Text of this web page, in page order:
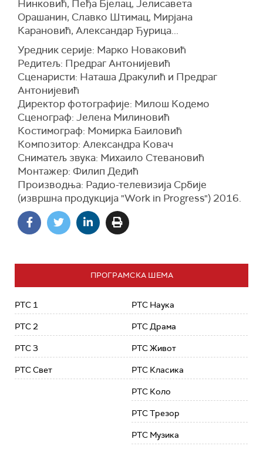
Нинковић, Пеђа Бјелац, Јелисавета
Орашанин, Славко Штимац, Мирјана
Карановић, Александар Ђурица...
Уредник серије: Марко Новаковић
Редитељ: Предраг Антонијевић
Сценаристи: Наташа Дракулић и Предраг
Антонијевић
Директор фотографије: Милош Кодемо
Сценограф: Јелена Милиновић
Костимограф: Момирка Баиловић
Композитор: Александра Ковач
Сниматељ звука: Михаило Стевановић
Монтажер: Филип Дедић
Производња: Радио-телевизија Србије
(извршна продукција "Work in Progress") 2016.
ПРОГРАМСКА ШЕМА
РТС 1
РТС 2
РТС 3
РТС Свет
РТС Наука
РТС Драма
РТС Живот
РТС Класика
РТС Коло
РТС Трезор
РТС Музика